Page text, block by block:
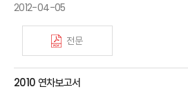
2012-04-05
전문
2010 연차보고서